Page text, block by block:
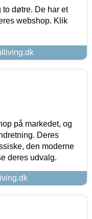
to døtre. De har et
webshop. Klik
på markedet, og
Deres
den moderne
deres udvalg.